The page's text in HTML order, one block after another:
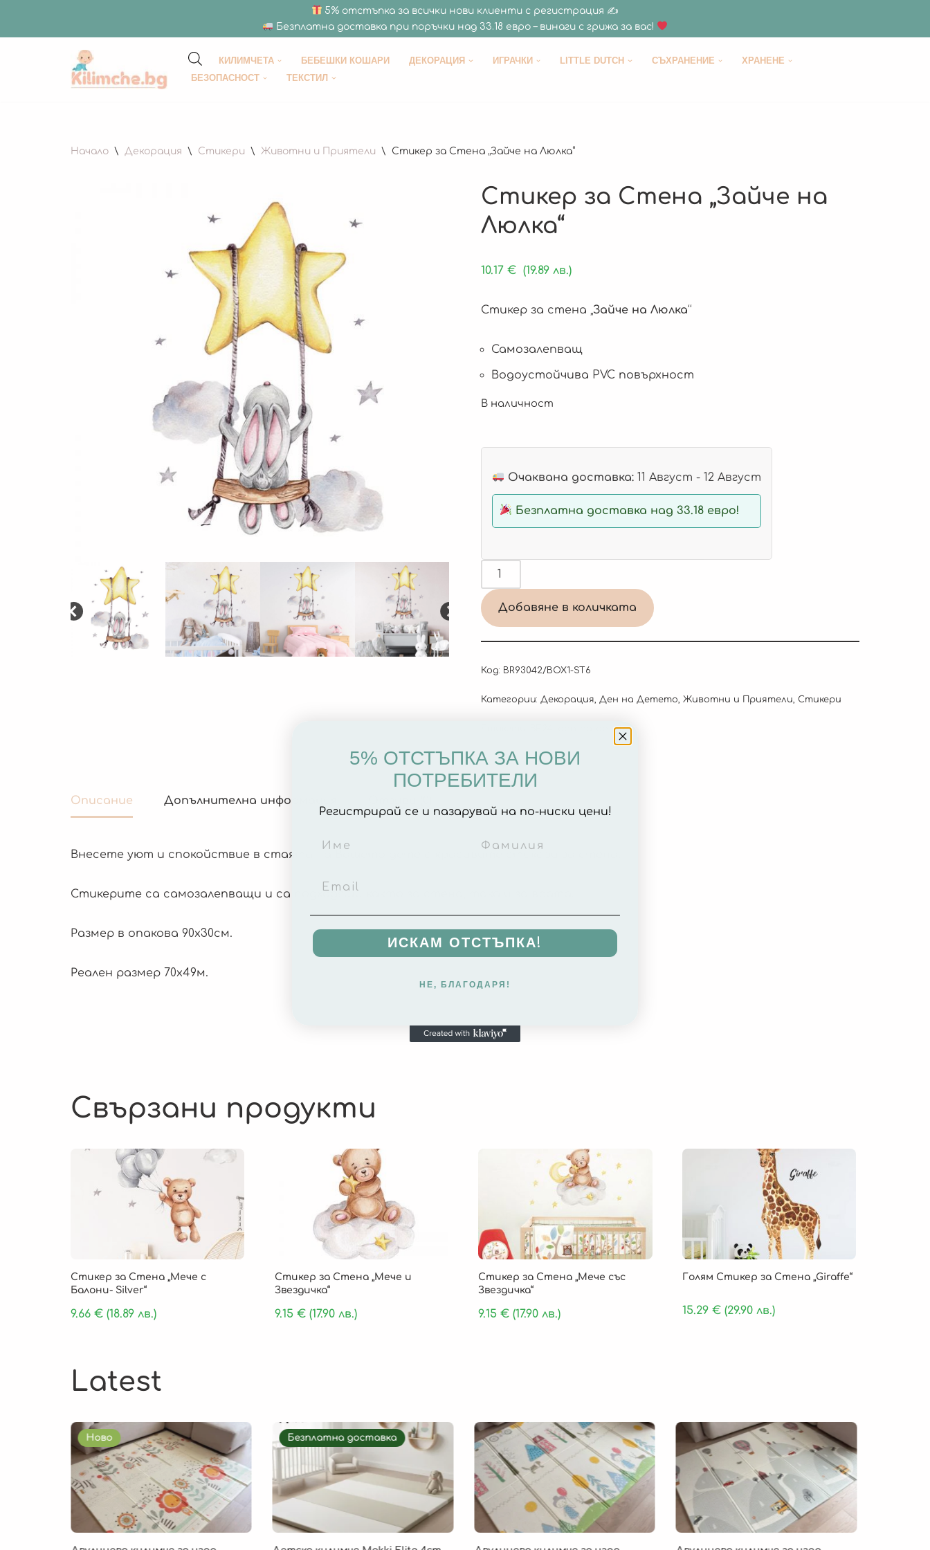
5% отстъпка за всички нови клиенти с регистрация ✍
Безплатна доставка при поръчки над 33.18 евро – винаги с грижа за вас!
Продължете
КИЛИМЧЕТА БЕБЕШКИ КОШАРИ ДЕКОРАЦИЯ ИГРАЧКИ LITTLE DUTCH СЪХРАНЕНИЕ
ХРАНЕНЕ
БЕЗОПАСНОСТ
ТЕКСТИЛ
Начало \ Декорация \ Стикери \ Животни и Приятели \ Стикер за Стена „Зайче на Люлка“
Стикер за Стена „Зайче на
Люлка“
10.17 € (19.89 лв.)
Стикер за стена „Зайче на Люлка“
Самозалепващ
Водоустойчива PVC повърхност
В наличност
Очаквана доставка: 11 Август - 12 Август
Безплатна доставка над 33.18 евро!
Добавяне в количката
Код: BR93042/BOX1-ST6
Категории: Декорация Ден на Детето Животни и Приятели Стикери
den-na-deteto
Описание Допълнителна информация
Внесете уют и спокойствие в стаята на Вашето дете с красивите стикери за стена.
Стикерите са самозалепващи и са подходящи както за стена, така и за врата.
Размер в опакова 90х30см.
Реален размер 70х49м.
Свързани продукти
Стикер за Стена „Мече с
Балони- Silver“
9.66 € (18.89 лв.)
Стикер за Стена „Мече и
Звездичка“
9.15 €(17.90 лв.)
Стикер за Стена „Мече със
Звездичка“
9.15€ (17.90 лв.)
Голям Стикер за Стена „Giraffe“
15.29€ (29.90 лв.)
Latest
Ново Безплатна доставка
5% ОТСТЪПКА ЗА НОВИ
ПОТРЕБИТЕЛИ
Регистрирай се и пазарувай на по-ниски цени!
ИСКАМ ОТСТЪПКА!
НЕ, БЛАГОДАРЯ!